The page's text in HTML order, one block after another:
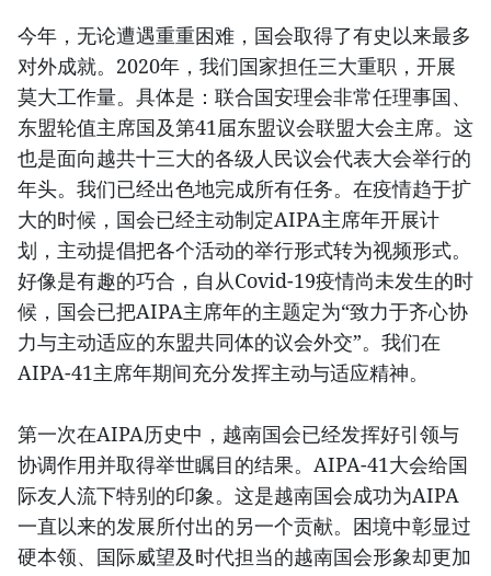
今年，无论遭遇重重困难，国会取得了有史以来最多
对外成就。2020年，我们国家担任三大重职，开展
莫大工作量。具体是：联合国安理会非常任理事国、
东盟轮值主席国及第41届东盟议会联盟大会主席。这
也是面向越共十三大的各级人民议会代表大会举行的
年头。我们已经出色地完成所有任务。在疫情趋于扩
大的时候，国会已经主动制定AIPA主席年开展计
划，主动提倡把各个活动的举行形式转为视频形式。
好像是有趣的巧合，自从Covid-19疫情尚未发生的时
候，国会已把AIPA主席年的主题定为“致力于齐心协
力与主动适应的东盟共同体的议会外交”。我们在
AIPA-41主席年期间充分发挥主动与适应精神。
第一次在AIPA历史中，越南国会已经发挥好引领与
协调作用并取得举世瞩目的结果。AIPA-41大会给国
际友人流下特别的印象。这是越南国会成功为AIPA
一直以来的发展所付出的另一个贡献。困境中彰显过
硬本领、国际威望及时代担当的越南国会形象却更加